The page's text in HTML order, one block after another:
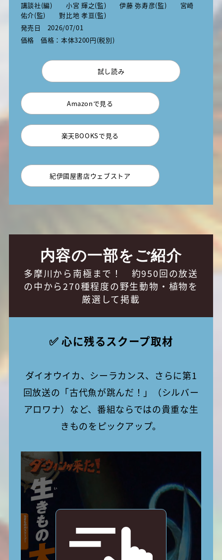
講談社(編) 小宮 輝之(監) 伊藤 弥寿彦(監) 宮崎
佑介(監) 對比地 孝亘(監)
発売日
2026/07/01
価格
価格：本体3200円(税別)
試し読み
Amazonで見る
楽天BOOKSで見る
紀伊國屋書店ウェブストア
内容の一部をご紹介
多摩川から南極まで！ 約950回の放送
の中から270種程度の野生動物・植物を
厳選して掲載
✅ 心に残るスクープ取材
ダイオウイカ、シーラカンス、さらに第1
回放送の「古代魚が跳んだ！」（シルバー
アロワナ）など、番組ならではの貴重な生
きものをピックアップ。